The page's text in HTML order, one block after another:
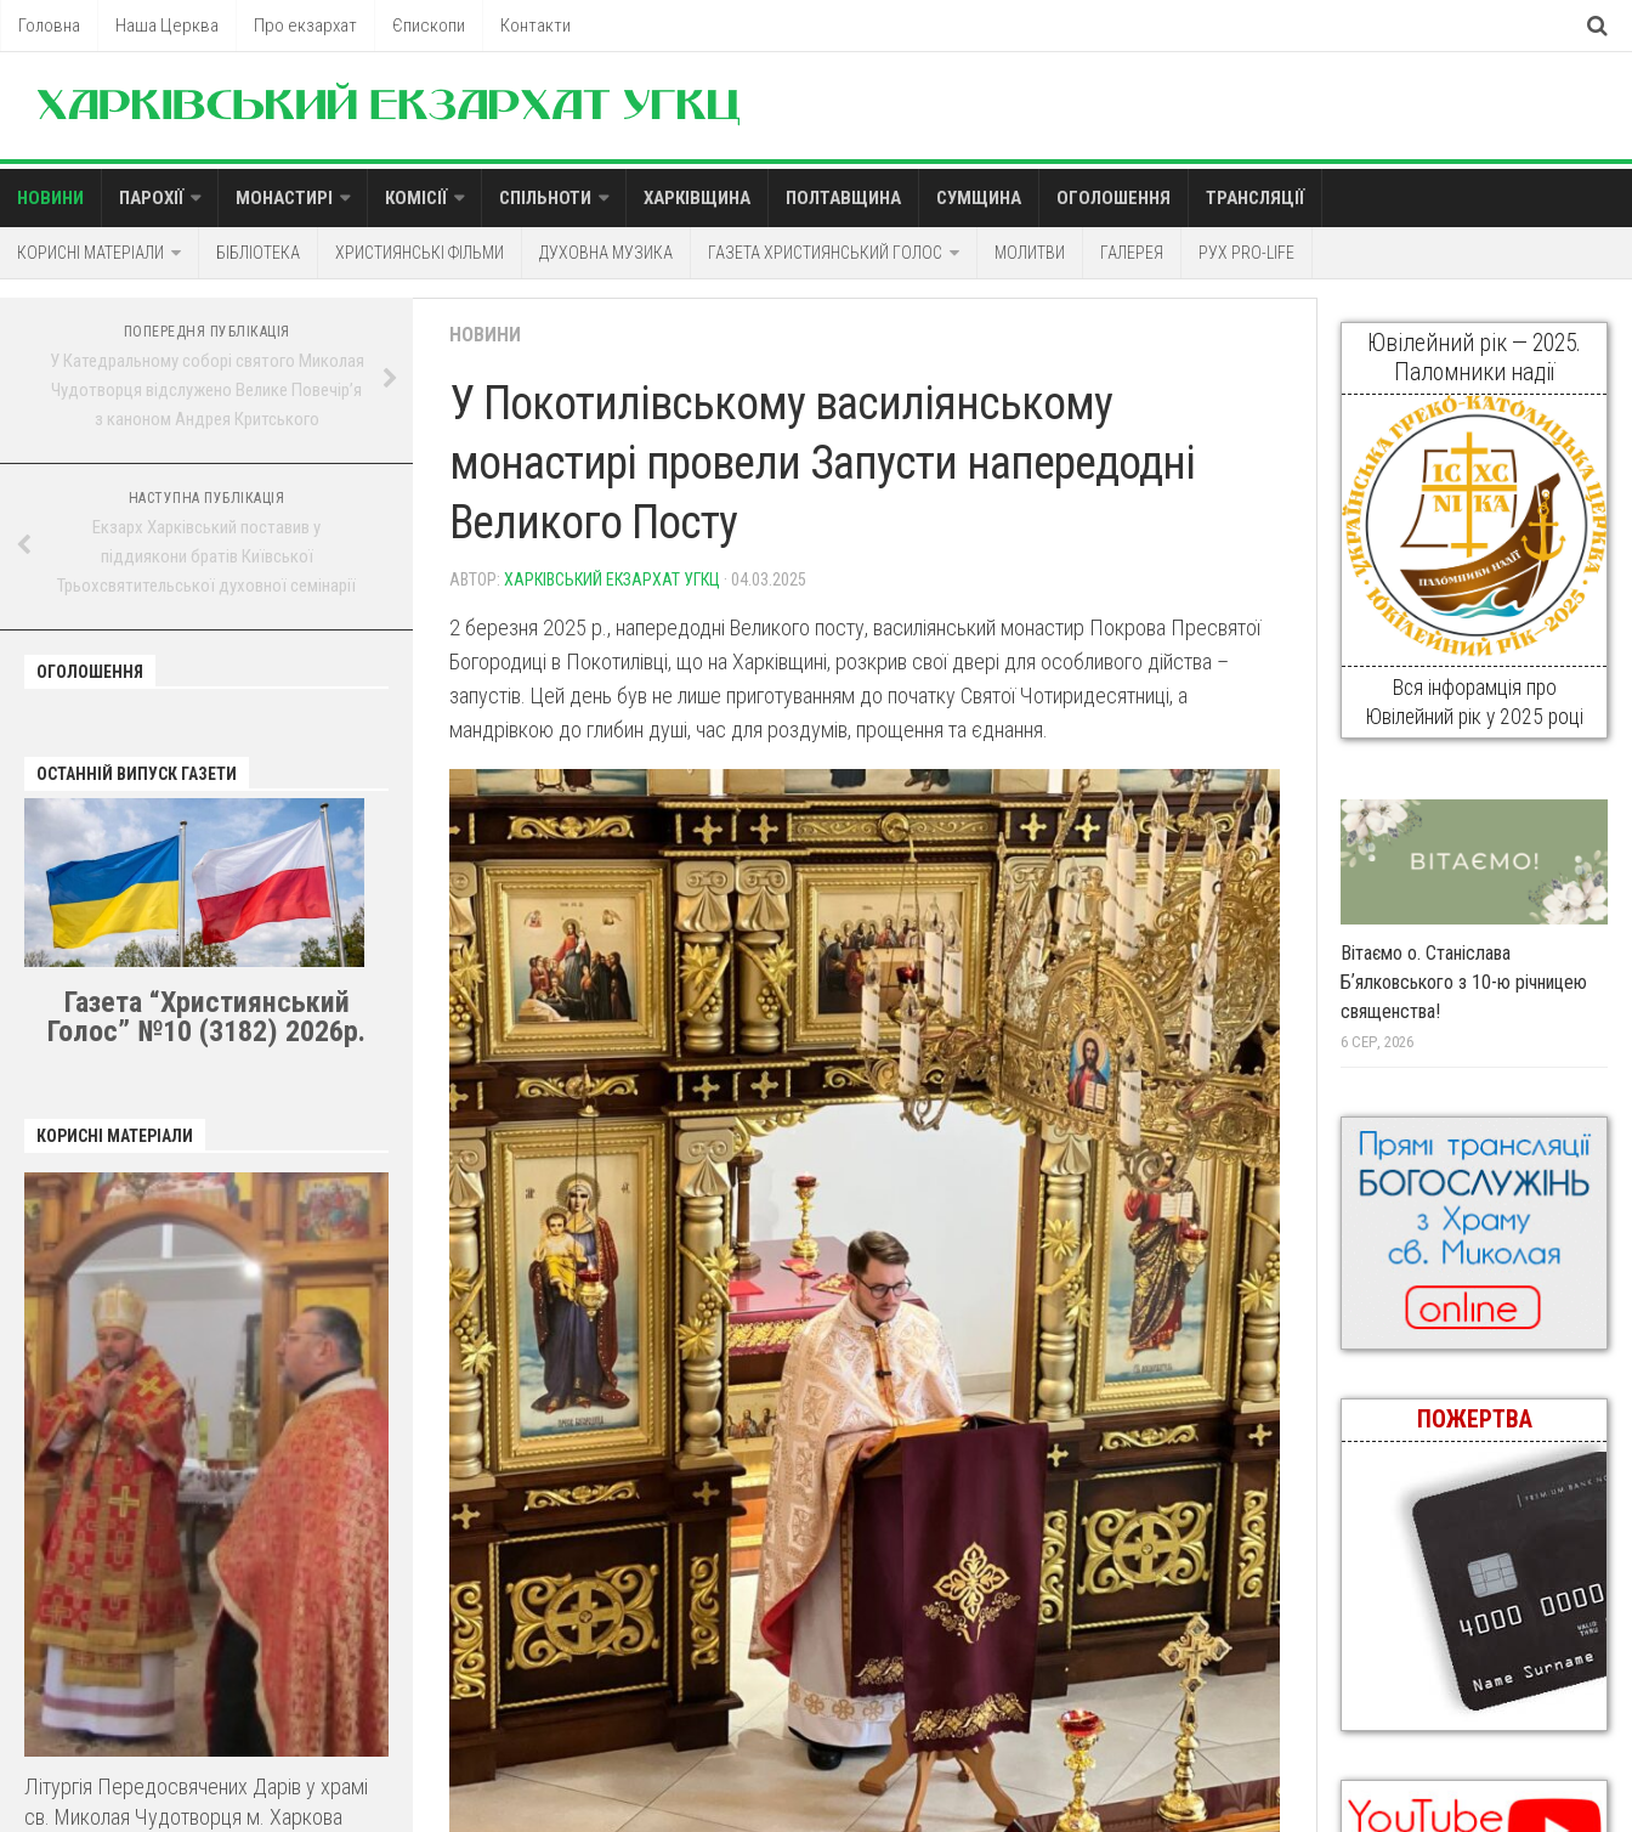
Головна Наша Церква Про екзархат Єпископи Контакти
НОВИНИ ПАРОХІЇ МОНАСТИРІ КОМІСІЇ СПІЛЬНОТИ ХАРКІВЩИНА ПОЛТАВЩИНА СУМЩИНА ОГОЛОШЕННЯ ТРАНСЛЯЦІЇ
КОРИСНІ МАТЕРІАЛИ БІБЛІОТЕКА ХРИСТИЯНСЬКІ ФІЛЬМИ ДУХОВНА МУЗИКА ГАЗЕТА ХРИСТИЯНСЬКИЙ ГОЛОС МОЛИТВИ ГАЛЕРЕЯ РУХ PRO-LIFE
НОВИНИ
У Покотилівському василіянському
монастирі провели Запусти напередодні
Великого Посту
АВТОР: ХАРКІВСЬКИЙ ЕКЗАРХАТ УГКЦ · 04.03.2025
2 березня 2025 р., напередодні Великого посту, василіянський монастир Покрова Пресвятої
Богородиці в Покотилівці, що на Харківщині, розкрив свої двері для особливого дійства –
запустів. Цей день був не лише приготуванням до початку Святої Чотиридесятниці, а
мандрівкою до глибин душі, час для роздумів, прощення та єднання.
ПОПЕРЕДНЯ ПУБЛІКАЦІЯ
У Катедральному соборі святого Миколая
Чудотворця відслужено Велике Повечір’я
з каноном Андрея Критського
НАСТУПНА ПУБЛІКАЦІЯ
Екзарх Харківський поставив у
піддиякони братів Київської
Трьохсвятительської духовної семінарії
ОГОЛОШЕННЯ
ОСТАННІЙ ВИПУСК ГАЗЕТИ
Газета “Християнський
Голос” №10 (3182) 2026р.
КОРИСНІ МАТЕРІАЛИ
Літургія Передосвячених Дарів у храмі
св. Миколая Чудотворця м. Харкова
Ювілейний рік — 2025.
Паломники надії
Вся інфорамція про
Ювілейний рік у 2025 році
Вітаємо о. Станіслава
Бʼялковського з 10-ю річницею
священства!
6 СЕР, 2026
ПОЖЕРТВА